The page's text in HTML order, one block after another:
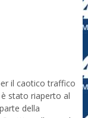
il caotico traffico
stato riaperto al
della